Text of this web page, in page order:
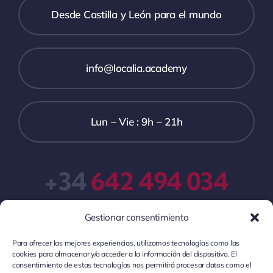
Gestionar consentimiento
Para ofrecer las mejores experiencias, utilizamos tecnologías como las
cookies para almacenar y/o acceder a la información del dispositivo. El
consentimiento de estas tecnologías nos permitirá procesar datos como el
Desde Castilla y León para el mundo
info@localia.academy
Lun – Vie : 9h – 21h
+34642 494 034